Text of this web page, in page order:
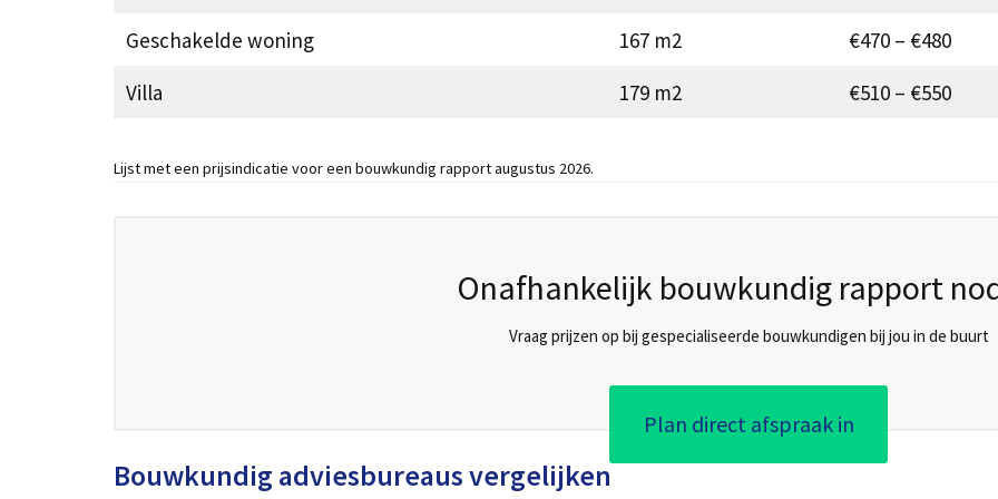
Geschakelde woning
167 m2
€470 – €480
Villa
179 m2 €510 – €550
Lijst met een prijsindicatie voor een bouwkundig rapport augustus 2026.
Onafhankelijk bouwkundig rapport
Vraag prijzen op bij gespecialiseerde bouwkundigen bij jou in de buurt
Plan direct afspraak in
Bouwkundig adviesbureaus vergelijken